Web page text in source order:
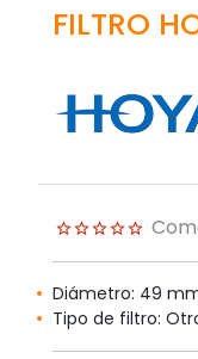
FILTRO
Diámetro: 49
Tipo de filtro: